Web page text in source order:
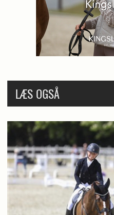
LÆS OGSÅ